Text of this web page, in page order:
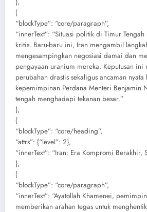
{
“blockType”: “core/paragraph”,
“innerText”: “Situasi politik di Timur
kritis. Baru-baru ini, Iran mengambil
mengesampingkan negosiasi damai dan
pengayaan uranium mereka. Keputusan ini
perubahan drastis sekaligus ancaman
kepemimpinan Perdana Menteri Benjamin
tengah menghadapi tekanan besar.”
},
{
“blockType”: “core/heading”,
“attrs”: {“level”: 2},
“innerText”: “Iran: Era Kompromi Berakhir,
},
{
“blockType”: “core/paragraph”,
“innerText”: “Ayatollah Khamenei,
memberikan arahan tegas untuk